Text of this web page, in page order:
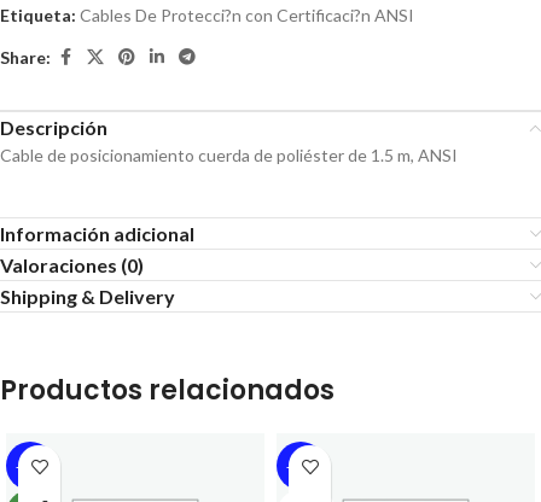
Etiqueta: Cables De Protecci?n con Certificaci?n ANSI
Share:
Descripción
Cable de posicionamiento cuerda de poliéster de 1.5 m, ANSI
Información adicional
Valoraciones (0)
Shipping & Delivery
Productos relacionados
-18% -17%